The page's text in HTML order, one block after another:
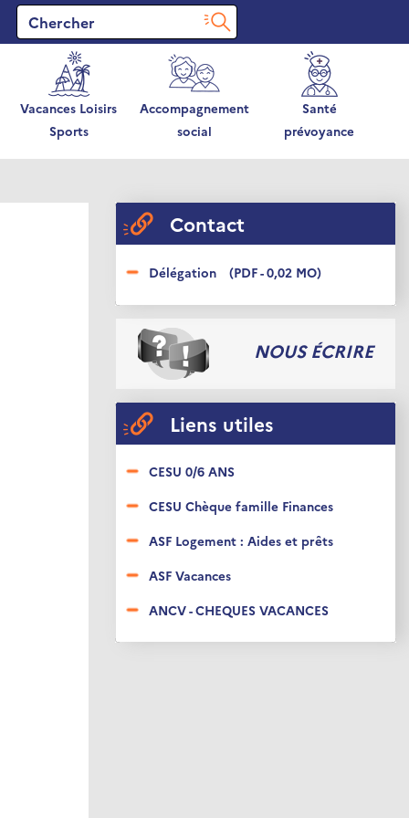
Vacances Loisirs
Sports
Accompagnement
social
Santé
prévoyance
Contact
Délégation (PDF - 0,02 MO)
NOUS ÉCRIRE
Liens utiles
CESU 0/6 ANS
CESU Chèque famille Finances
ASF Logement : Aides et prêts
ASF Vacances
ANCV - CHEQUES VACANCES